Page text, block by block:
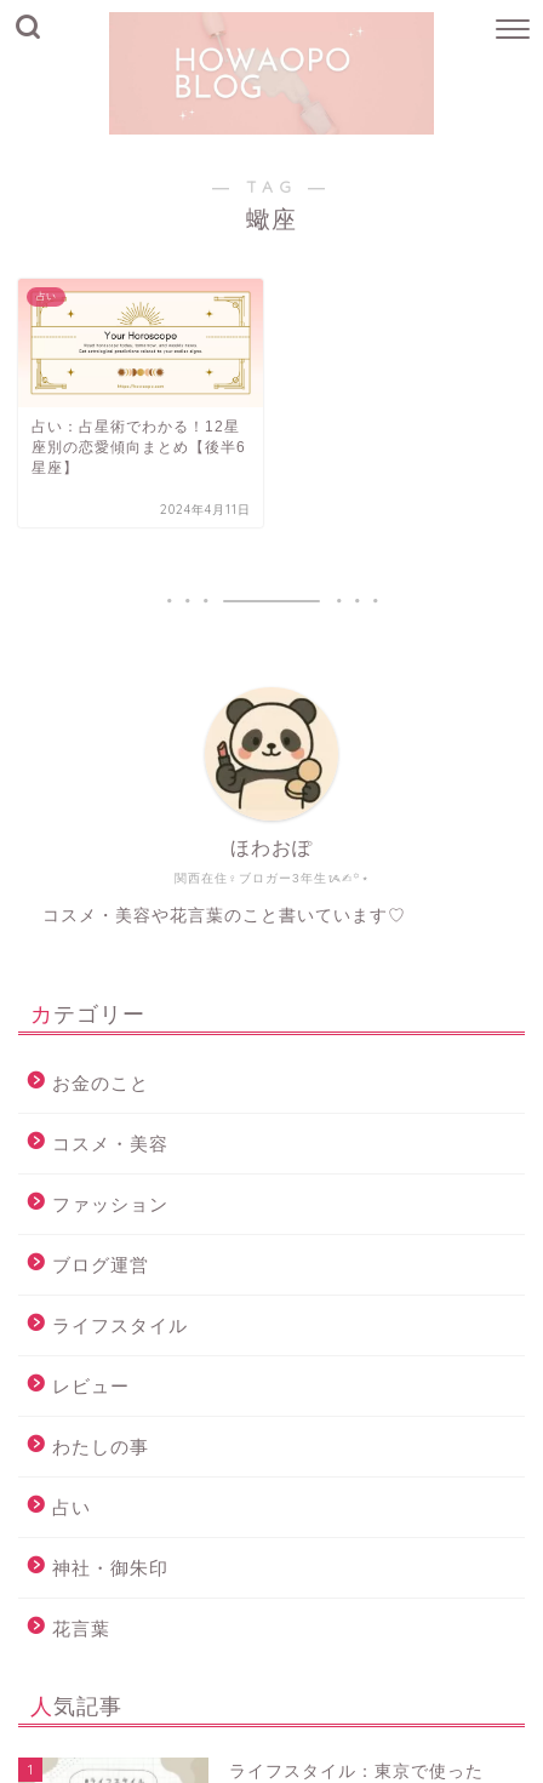
― TAG ―
蠍座
占い
占い：占星術でわかる！12星
座別の恋愛傾向まとめ【後半6
星座】
2024年4月11日
関西在住♀ブロガー3年生ᝰ✍︎꙳⋆
ほわおぽ
コスメ・美容や花言葉のこと書いています♡
カテゴリー
お金のこと
コスメ・美容
ファッション
ブログ運営
ライフスタイル
レビュー
わたしの事
占い
神社・御朱印
花言葉
人気記事
1
ライフスタイル：東京で使った